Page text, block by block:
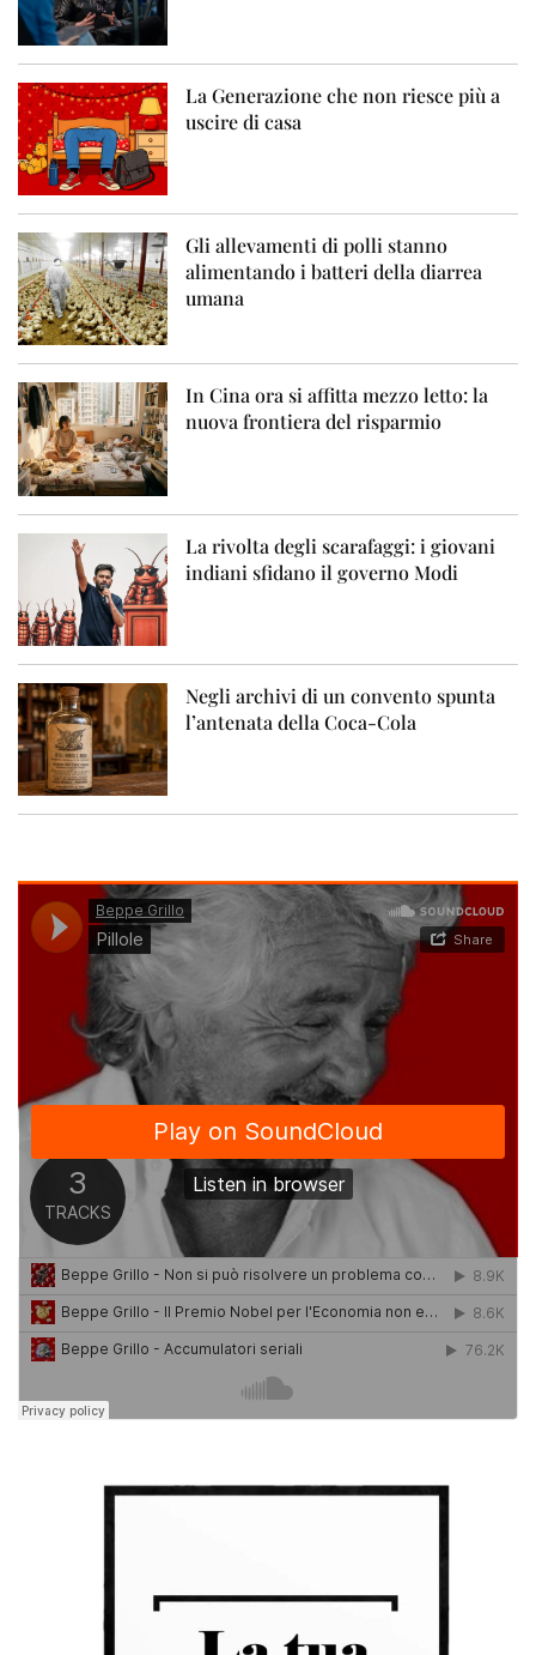
La Generazione che non riesce più a
uscire di casa
Gli allevamenti di polli stanno
alimentando i batteri della diarrea
umana
In Cina ora si affitta mezzo letto: la
nuova frontiera del risparmio
La rivolta degli scarafaggi: i giovani
indiani sfidano il governo Modi
Negli archivi di un convento spunta
l’antenata della Coca-Cola